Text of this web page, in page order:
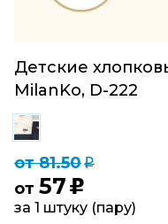
Детские
MilanKo, D-222
от 81.50q
от 57 u
за 1 штуку (пару)